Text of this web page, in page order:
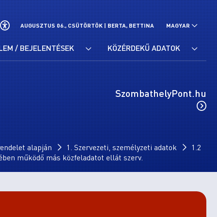
AUGUSZTUS 06., CSÜTÖRTÖK |BERTA, BETTINA MAGYAR
/ BEJELENTÉSEK KÖZÉRDEKŰ ADATOK
SzombathelyPont.hu
alapján 1. Szervezeti, személyzeti adatok
1.2
működő más közfeladatot ellát szerv.